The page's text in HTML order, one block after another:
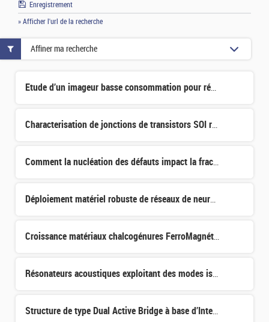
Enregistrement
» Afficher l'url de la recherche
Etude d’un imageur basse consommation pour réseau de capteurs à traitement distribué
Characterisation de jonctions de transistors SOI réalisés à bas budget thermique
Comment la nucléation des défauts impact la fracture dans le transfert de couches par SmartCut
Déploiement matériel robuste de réseaux de neurones
Croissance matériaux chalcogénures FerroMagnétiques 2D pour la spintronique
Résonateurs acoustiques exploitant des modes isolés topologiquement
Structure de type Dual Active Bridge à base d’Interrupteurs Synthétiques SiC pour la stabilisation activ
Affiner ma recherche